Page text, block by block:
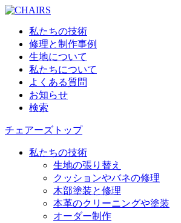
私たちの技術
修理と制作事例
生地について
私たちについて
よくある質問
お知らせ
検索
チェアーズトップ
私たちの技術
生地の張り替え
クッションやバネの修理
木部塗装と修理
本革のクリーニングや塗装
オーダー制作